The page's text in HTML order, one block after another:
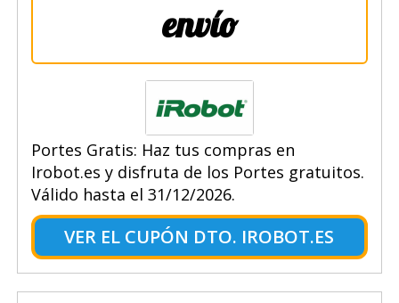
envío
Portes Gratis: Haz tus compras en
Irobot.es y disfruta de los Portes gratuitos.
Válido hasta el 31/12/2026.
VER EL CUPÓN DTO. IROBOT.ES